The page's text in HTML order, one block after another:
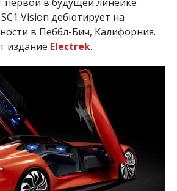
Vision дебютирует на
в Пеббл-Бич, Калифорния.
издание Electrek.